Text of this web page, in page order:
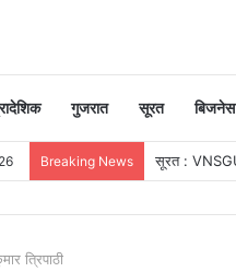
गुजरात सूरत बिजनेस
Breaking News
त्रिपाठी